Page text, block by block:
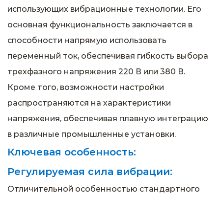
использующих вибрационные технологии. Его
основная функциональность заключается в
способности напрямую использовать
переменный ток, обеспечивая гибкость выбора
трехфазного напряжения 220 В или 380 В.
Кроме того, возможности настройки
распространяются на характеристики
напряжения, обеспечивая плавную интеграцию
в различные промышленные установки.
Ключевая особенность:
Регулируемая сила вибрации:
Отличительной особенностью стандартного